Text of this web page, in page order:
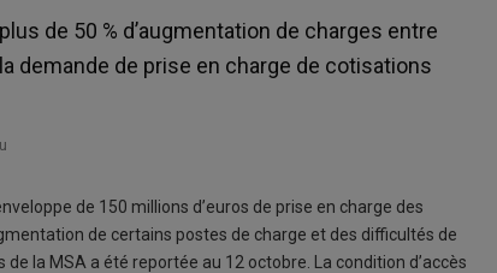
de 50 % d’augmentation de charges entre
demande de prise en charge de cotisations
de 150 millions d’euros de prise en charge des
de certains postes de charge et des difficultés de
la MSA a été reportée au 12 octobre. La condition d’accès